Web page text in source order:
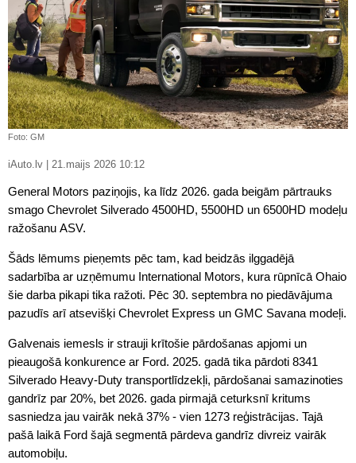
Foto: GM
iAuto.lv | 21.maijs 2026 10:12
General Motors paziņojis, ka līdz 2026. gada beigām pārtrauks
smago Chevrolet Silverado 4500HD, 5500HD un 6500HD modeļu
ražošanu ASV.
Šāds lēmums pieņemts pēc tam, kad beidzās ilggadējā
sadarbība ar uzņēmumu International Motors, kura rūpnīcā Ohaio
šie darba pikapi tika ražoti. Pēc 30. septembra no piedāvājuma
pazudīs arī atsevišķi Chevrolet Express un GMC Savana modeļi.
Galvenais iemesls ir strauji krītošie pārdošanas apjomi un
pieaugošā konkurence ar Ford. 2025. gadā tika pārdoti 8341
Silverado Heavy-Duty transportlīdzekļi, pārdošanai samazinoties
gandrīz par 20%, bet 2026. gada pirmajā ceturksnī kritums
sasniedza jau vairāk nekā 37% - vien 1273 reģistrācijas. Tajā
pašā laikā Ford šajā segmentā pārdeva gandrīz divreiz vairāk
automobiļu.